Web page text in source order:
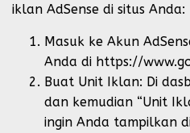
iklan AdSense di situs Anda:
Masuk ke Akun
Anda di https://
Buat Unit Iklan: Di
dan kemudian “Unit
ingin Anda tampilkan